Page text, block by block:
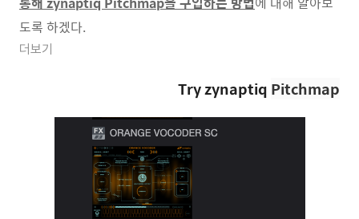
도록 하겠다.
더보기
Try zynaptiq Pitchmap